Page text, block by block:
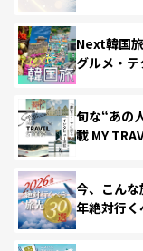
Next韓国
グルメ・テ
旬な“あの
載 MY
今、こん
年絶対行